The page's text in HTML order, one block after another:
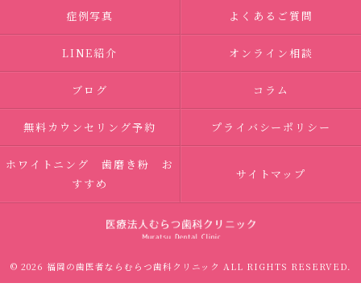
症例写真 よくあるご質問
LINE紹介 オンライン相談
ブログ コラム
無料カウンセリング予約 プライバシーポリシー
ホワイトニング 歯磨き粉 お
すすめ
サイトマップ
© 2026 福岡の歯医者ならむらつ歯科クリニック ALL RIGHTS RESERVED.